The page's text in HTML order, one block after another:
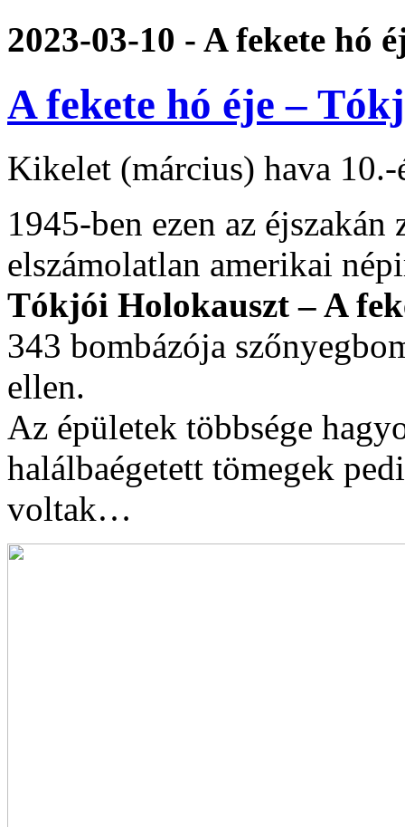
2023-03-10 - A fekete hó
A fekete hó éje –
Kikelet (március) hava 10.-
1945-ben ezen az
elszámolatlan amerikai
Tókjói Holokauszt – A
343 bombázója
ellen.
Az épületek többsége
halálbaégetett tömegek
voltak…